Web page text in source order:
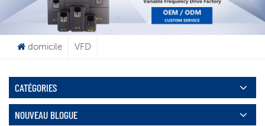
domicile VFD
CATÉGORIES
NOUVEAU BLOGUE